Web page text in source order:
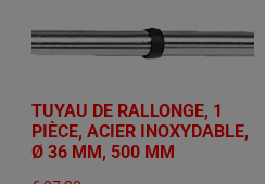
TUYAU DE RALLONGE, 1
PIÈCE, ACIER INOXYDABLE,
Ø 36 MM, 500 MM